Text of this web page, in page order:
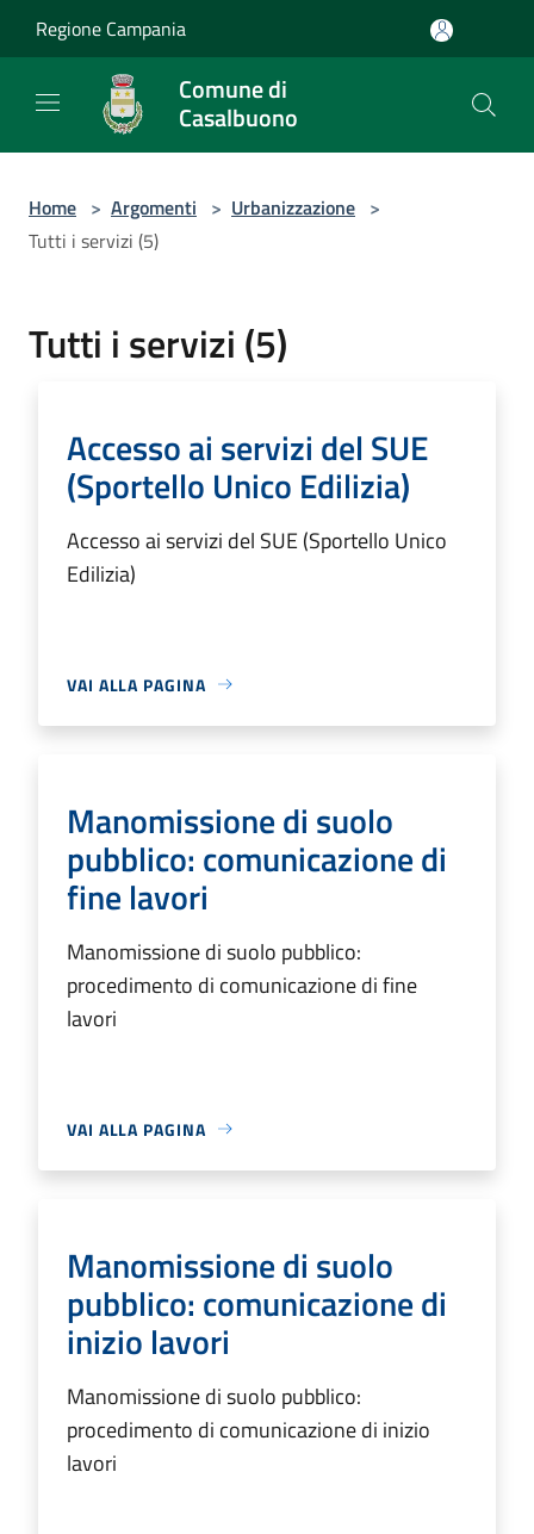
Regione Campania
Comune di
Casalbuono
Home > Argomenti > Urbanizzazione >
Tutti i servizi (5)
Tutti i servizi (5)
Accesso ai servizi del SUE
(Sportello Unico Edilizia)
Accesso ai servizi del SUE (Sportello Unico
Edilizia)
VAI ALLA PAGINA
Manomissione di suolo
pubblico: comunicazione di
fine lavori
Manomissione di suolo pubblico:
procedimento di comunicazione di fine
lavori
VAI ALLA PAGINA
Manomissione di suolo
pubblico: comunicazione di
inizio lavori
Manomissione di suolo pubblico:
procedimento di comunicazione di inizio
lavori